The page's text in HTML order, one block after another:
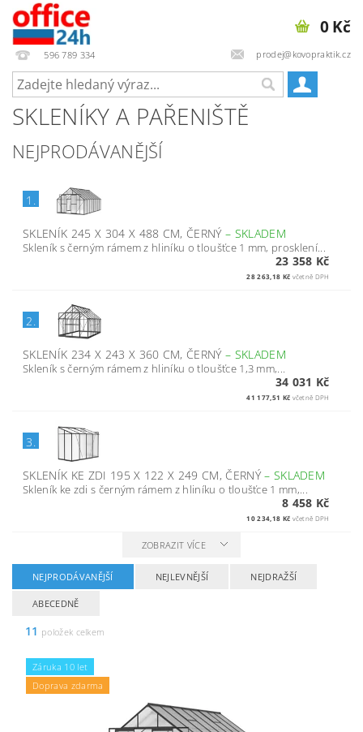
596 789 334 prodej@kovopraktik.cz
0 Kč
SKLENÍKY A PAŘENIŠTĚ
NEJPRODÁVANĚJŠÍ
1.
SKLENÍK 245 X 304 X 488 CM, ČERNÝ– SKLADEM
Skleník s černým rámem z hliníku o tloušťce 1 mm, prosklení...
23 358 Kč
28 263,18 Kč včetně DPH
2.
SKLENÍK 234 X 243 X 360 CM, ČERNÝ– SKLADEM
Skleník s černým rámem z hliníku o tloušťce 1,3 mm,...
34 031 Kč
41 177,51 Kč včetně DPH
3.
SKLENÍK KE ZDI 195 X 122 X 249 CM, ČERNÝ– SKLADEM
Skleník ke zdi s černým rámem z hliníku o tloušťce 1 mm,...
8 458 Kč
10 234,18 Kč včetně DPH
ZOBRAZIT VÍCE
NEJPRODÁVANĚJŠÍ NEJLEVNĚJŠÍ NEJDRAŽŠÍ
ABECEDNĚ
11 položek celkem
Záruka 10 let
Doprava zdarma